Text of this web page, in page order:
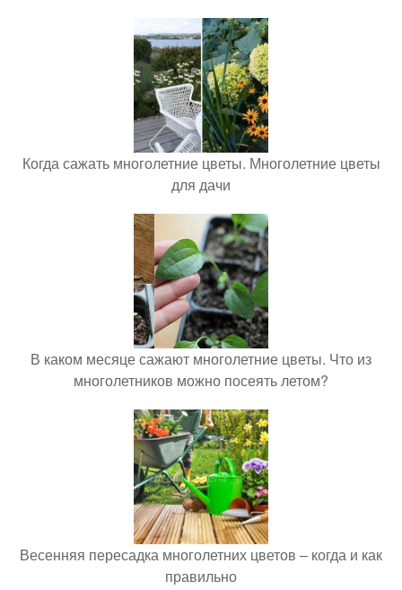
Когда сажать многолетние цветы. Многолетние цветы
для дачи
В каком месяце сажают многолетние цветы. Что из
многолетников можно посеять летом?
Весенняя пересадка многолетних цветов – когда и как
правильно